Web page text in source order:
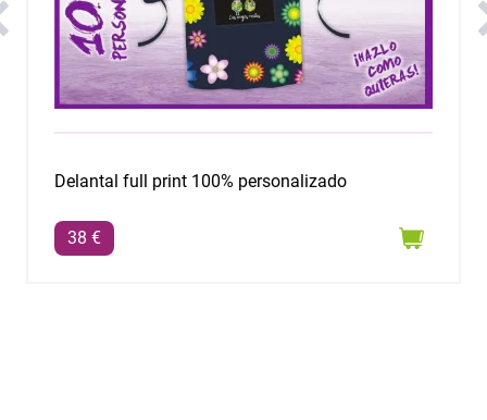
Casulla profesora modelo "Sin profes como tú"
30 €